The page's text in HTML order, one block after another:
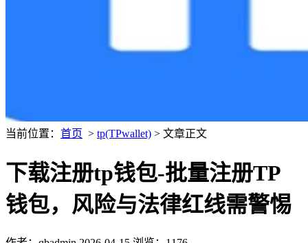
当前位置： 首页 > tp(TPwallet) > 文章正文
下载注册tp钱包-批量注册TP
钱包，风险与法律红线需警惕